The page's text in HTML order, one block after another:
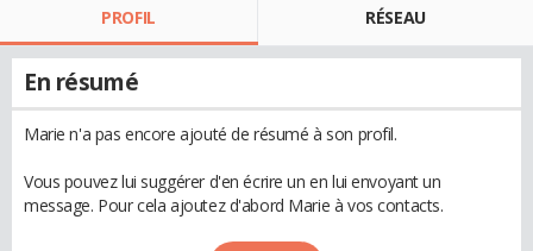
PROFIL RÉSEAU
En résumé
Marie n'a pas encore ajouté de résumé à son profil.
Vous pouvez lui suggérer d'en écrire un en lui envoyant un
message. Pour cela ajoutez d'abord Marie à vos contacts.